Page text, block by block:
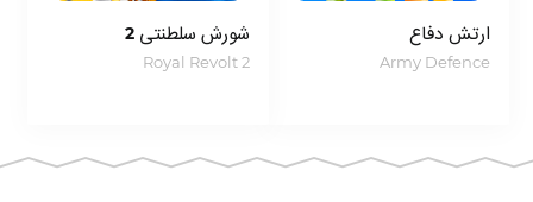
ارتش دفاع
Army Defence
شورش سلطنتی 2
Royal Revolt 2